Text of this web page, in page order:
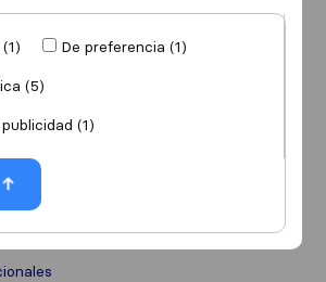
De preferencia (1)
(5)
(1)